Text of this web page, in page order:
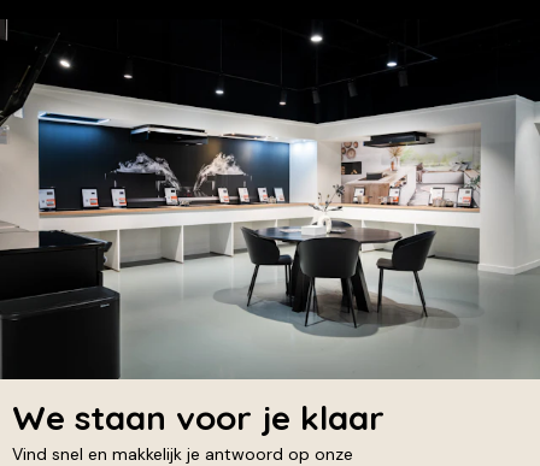
We staan voor je klaar
Vind snel en makkelijk je antwoord op onze